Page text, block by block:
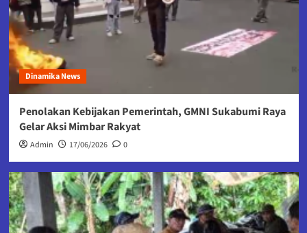
Dinamika News
Penolakan Kebijakan Pemerintah, GMNI Sukabumi Raya
Gelar Aksi Mimbar Rakyat
Admin 17/06/2026 0